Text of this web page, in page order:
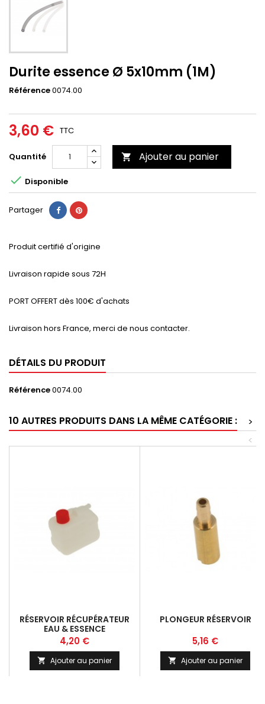
Durite essence Ø 5x10mm (1M)
Référence0074.00
3,60 € TTC
Quantité  Ajouter au panier
 Disponible
Partager
Produit certifié d'origine
Livraison rapide sous 72H
PORT OFFERT dès 100€ d'achats
Livraison hors France, merci de nous contacter.
DÉTAILS DU PRODUIT
Référence0074.00
10 AUTRES PRODUITS DANS LA MÊME CATÉGORIE :
>
<
RÉSERVOIR RÉCUPÉRATEUR
EAU & ESSENCE
Prix
4,20 €
 Ajouter au panier
PLONGEUR RÉSERVOIR
Prix
5,16 €
 Ajouter au panier